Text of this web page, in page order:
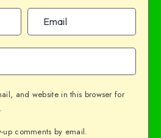
and website in this browser for
comments by email.